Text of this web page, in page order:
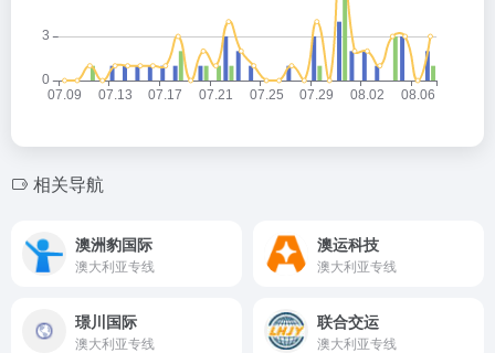
相关导航
澳洲豹国际
澳大利亚专线
澳运科技
澳大利亚专线
璟川国际
澳大利亚专线
联合交运
澳大利亚专线